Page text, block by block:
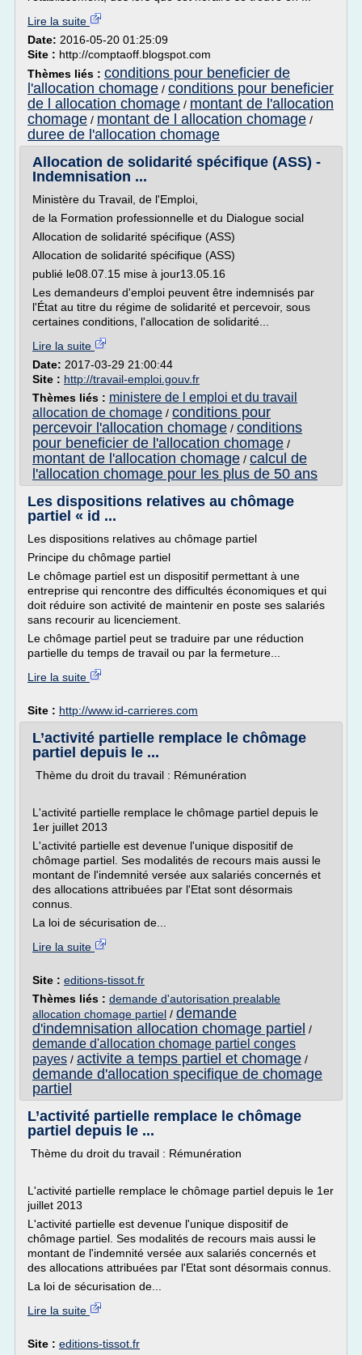
Lire la suite
Date: 2016-05-20 01:25:09
Site : http://comptaoff.blogspot.com
Thèmes liés : conditions pour beneficier de
l'allocation chomage / conditions pour beneficier
de l allocation chomage / montant de l'allocation
chomage / montant de l allocation chomage /
duree de l'allocation chomage
Allocation de solidarité spécifique (ASS) -
Indemnisation ...
Ministère du Travail, de l'Emploi,
de la Formation professionnelle et du Dialogue social
Allocation de solidarité spécifique (ASS)
Allocation de solidarité spécifique (ASS)
publié le08.07.15 mise à jour13.05.16
Les demandeurs d'emploi peuvent être indemnisés par
l'État au titre du régime de solidarité et percevoir, sous
certaines conditions, l'allocation de solidarité...
Lire la suite
Date: 2017-03-29 21:00:44
Site : http://travail-emploi.gouv.fr
Thèmes liés : ministere de l emploi et du travail
allocation de chomage / conditions pour
percevoir l'allocation chomage / conditions
pour beneficier de l'allocation chomage /
montant de l'allocation chomage / calcul de
l'allocation chomage pour les plus de 50 ans
Les dispositions relatives au chômage
partiel « id ...
Les dispositions relatives au chômage partiel
Principe du chômage partiel
Le chômage partiel est un dispositif permettant à une
entreprise qui rencontre des difficultés économiques et qui
doit réduire son activité de maintenir en poste ses salariés
sans recourir au licenciement.
Le chômage partiel peut se traduire par une réduction
partielle du temps de travail ou par la fermeture...
Lire la suite
Site : http://www.id-carrieres.com
L’activité partielle remplace le chômage
partiel depuis le ...
Thème du droit du travail : Rémunération
L'activité partielle remplace le chômage partiel depuis le
1er juillet 2013
L'activité partielle est devenue l'unique dispositif de
chômage partiel. Ses modalités de recours mais aussi le
montant de l'indemnité versée aux salariés concernés et
des allocations attribuées par l'Etat sont désormais
connus.
La loi de sécurisation de...
Lire la suite
Site : editions-tissot.fr
Thèmes liés : demande d'autorisation prealable
allocation chomage partiel / demande
d'indemnisation allocation chomage partiel /
demande d'allocation chomage partiel conges
payes / activite a temps partiel et chomage /
demande d'allocation specifique de chomage
partiel
L’activité partielle remplace le chômage
partiel depuis le ...
Thème du droit du travail : Rémunération
L'activité partielle remplace le chômage partiel depuis le 1er
juillet 2013
L'activité partielle est devenue l'unique dispositif de
chômage partiel. Ses modalités de recours mais aussi le
montant de l'indemnité versée aux salariés concernés et
des allocations attribuées par l'Etat sont désormais connus.
La loi de sécurisation de...
Lire la suite
Site : editions-tissot.fr